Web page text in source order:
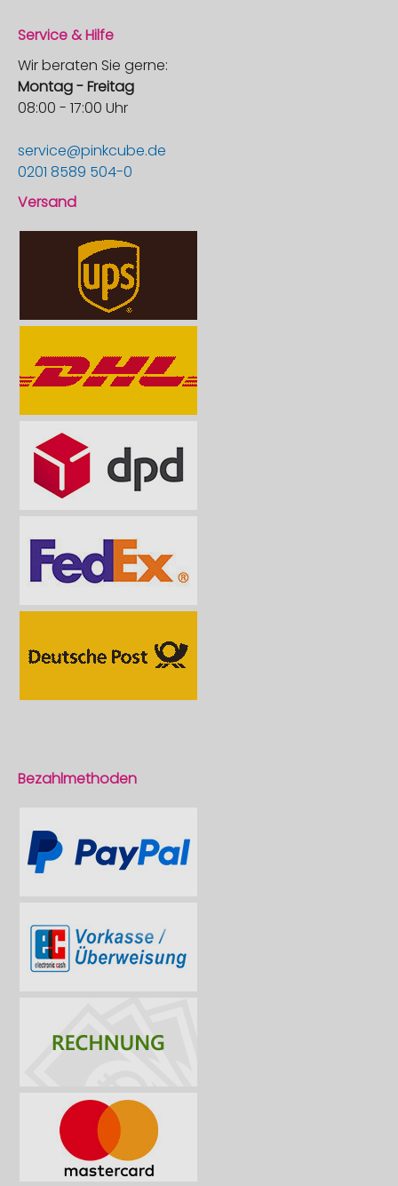
Service & Hilfe
Wir beraten Sie gerne:
Montag - Freitag
08:00 - 17:00 Uhr
service@pinkcube.de
0201 8589 504-0
Versand
Bezahlmethoden